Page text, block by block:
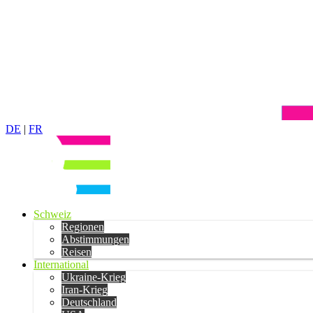
DE | FR
Schweiz
Regionen
Abstimmungen
Reisen
International
Ukraine-Krieg
Iran-Krieg
Deutschland